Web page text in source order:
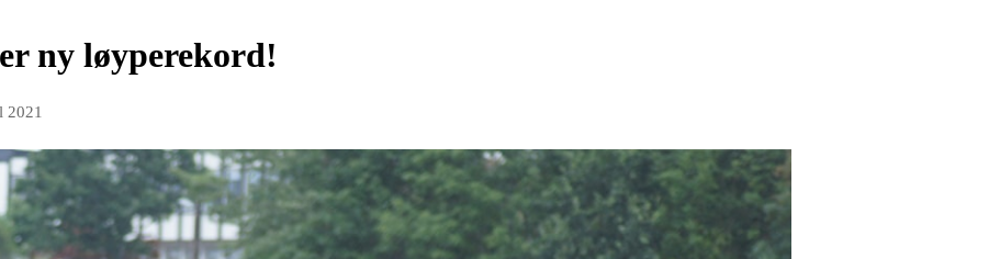
ny løyperekord!
2021